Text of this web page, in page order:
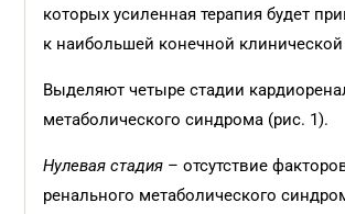
которых усиленная терапия будет
к наибольшей конечной
Выделяют четыре стадии
метаболического синдрома (рис. 1).
Нулевая стадия – отсутствие
ренального метаболического